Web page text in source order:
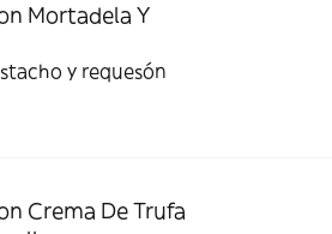
Mortadela Y
y requesón
Crema De Trufa